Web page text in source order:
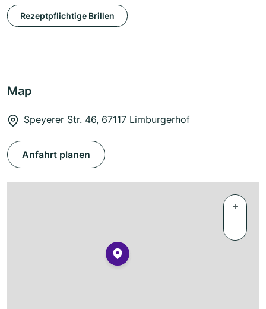
Rezeptpflichtige Brillen
Map
Speyerer Str. 46, 67117 Limburgerhof
Anfahrt planen
+
−